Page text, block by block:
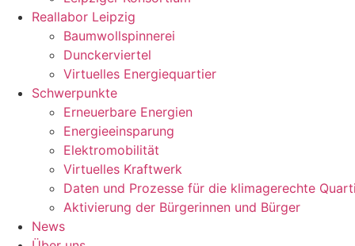
Reallabor Leipzig
Baumwollspinnerei
Dunckerviertel
Virtuelles Energiequartier
Schwerpunkte
Erneuerbare Energien
Energieeinsparung
Elektromobilität
Virtuelles Kraftwerk
Daten und Prozesse für die klimagerechte
Aktivierung der Bürgerinnen und Bürger
News